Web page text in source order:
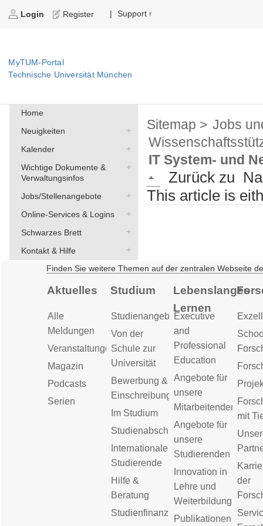
Login Register | Support
MyTUM-Portal
Technische Universität München
Home
Neuigkeiten
Kalender
Wichtige Dokumente &
Verwaltungsinfos
Jobs/Stellenangebote
Online-Services & Logins
Schwarzes Brett
Kontakt & Hilfe
Sitemap > Jobs
IT System- und
Zurück zu
This article is
Finden Sie weitere Themen auf der zentralen Webseite
Aktuelles
Alle
Meldungen
Veranstaltungen
Magazin
Podcasts
Serien
Studium
Studienangebot
Von der
Schule zur
Universität
Bewerbung &
Einschreibung
Im Studium
Studienabschluss
Internationale
Studierende
Hilfe &
Beratung
Studienfinanzierung
Lebenslanges
Lernen
Executive
and
Professional
Education
Angebote für
unsere
Mitarbeitenden
Angebote für
unsere
Studierenden
Innovation in
Lehre und
Weiterbildung
Publikationen
mit
der